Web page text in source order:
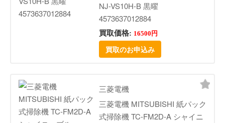
NJ-VS10H-B 黒曜
4573637012884
買取価格: 16500円
買取のお申込み
三菱電機
三菱電機 MITSUBISHI 紙パック
式掃除機 TC-FM2D-A シャイニ